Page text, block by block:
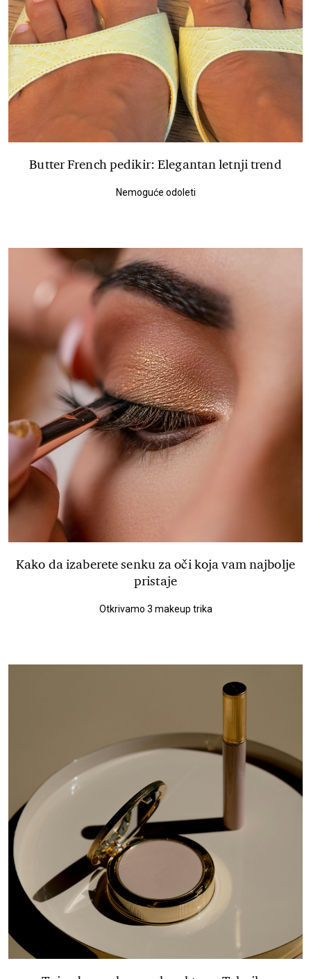
Butter French pedikir: Elegantan letnji trend
Nemoguće odoleti
Kako da izaberete senku za oči koja vam najbolje
pristaje
Otkrivamo 3 makeup trika